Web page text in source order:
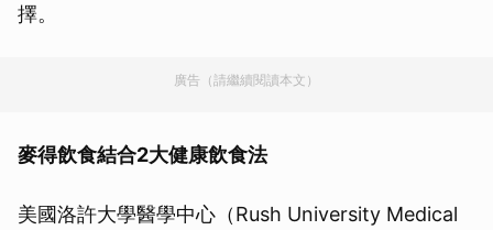
擇。
廣告（請繼續閱讀本文）
麥得飲食結合2大健康飲食法
美國洛許大學醫學中心（Rush University Medical